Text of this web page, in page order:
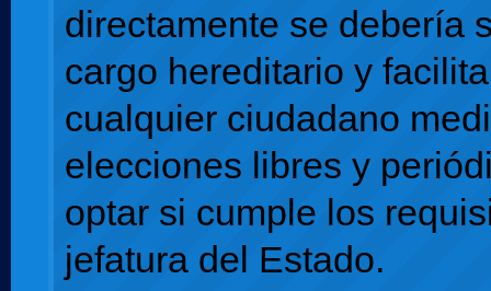
directamente se debería
cargo hereditario y
cualquier ciudadano
elecciones libres y
optar si cumple los
jefatura del Estado.